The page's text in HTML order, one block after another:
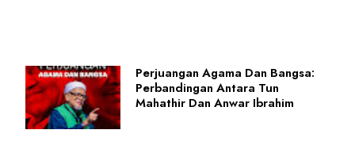
Perjuangan Agama Dan Bangsa:
Perbandingan Antara Tun
Mahathir Dan Anwar Ibrahim